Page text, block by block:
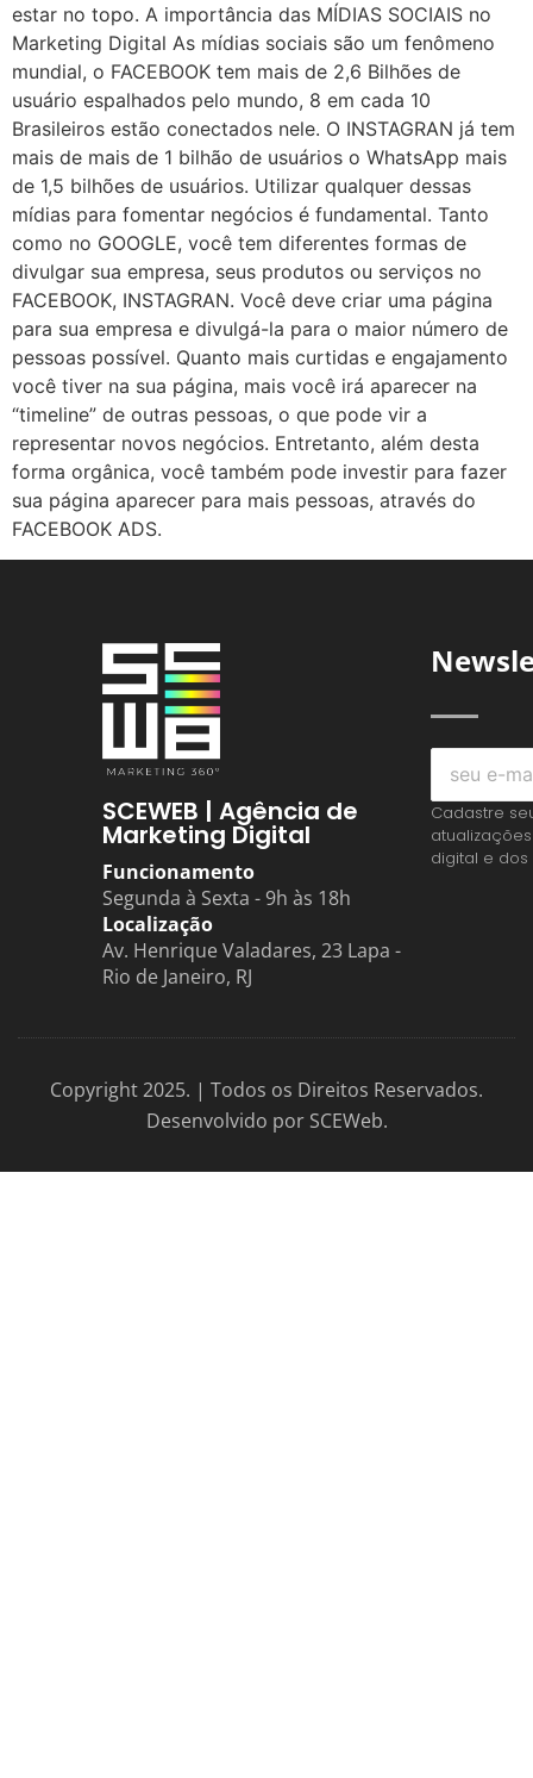
estar no topo. A importância das MÍDIAS SOCIAIS no
Marketing Digital As mídias sociais são um fenômeno
mundial, o FACEBOOK tem mais de 2,6 Bilhões de
usuário espalhados pelo mundo, 8 em cada 10
Brasileiros estão conectados nele. O INSTAGRAN já tem
mais de mais de 1 bilhão de usuários o WhatsApp mais
de 1,5 bilhões de usuários. Utilizar qualquer dessas
mídias para fomentar negócios é fundamental. Tanto
como no GOOGLE, você tem diferentes formas de
divulgar sua empresa, seus produtos ou serviços no
FACEBOOK, INSTAGRAN. Você deve criar uma página
para sua empresa e divulgá-la para o maior número de
pessoas possível. Quanto mais curtidas e engajamento
você tiver na sua página, mais você irá aparecer na
“timeline” de outras pessoas, o que pode vir a
representar novos negócios. Entretanto, além desta
forma orgânica, você também pode investir para fazer
sua página aparecer para mais pessoas, através do
FACEBOOK ADS.
SCEWEB | Agência de
Marketing Digital
Funcionamento
Segunda à Sexta - 9h às 18h
Localização
Av. Henrique Valadares, 23 Lapa -
Rio de Janeiro, RJ
Cadastre
digital e
Copyright 2025. | Todos os Direitos Reservados.
Desenvolvido por SCEWeb.